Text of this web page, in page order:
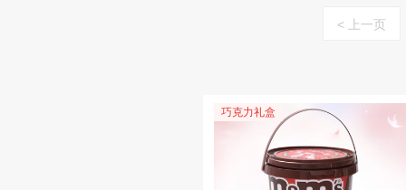
< 上一页
巧克力礼盒